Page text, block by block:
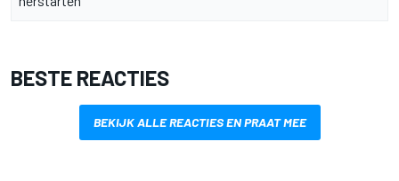
BESTE REACTIES
BEKIJK ALLE REACTIES EN PRAAT MEE